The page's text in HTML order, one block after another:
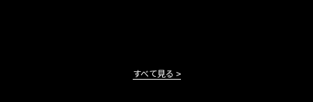
すべて見る